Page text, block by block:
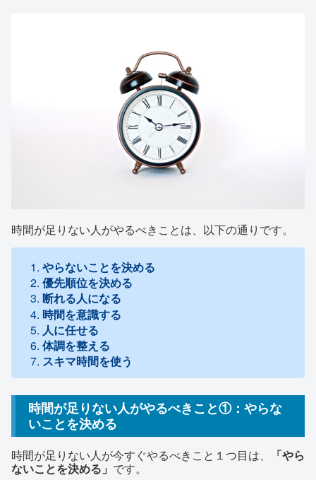
時間が足りない人がやるべきことは、以下の通りです。
やらないことを決める
優先順位を決める
断れる人になる
時間を意識する
人に任せる
体調を整える
スキマ時間を使う
時間が足りない人がやるべきこと①：やらな
いことを決める
時間が足りない人が今すぐやるべきこと１つ目は、
「やら
ないことを決める」 です。